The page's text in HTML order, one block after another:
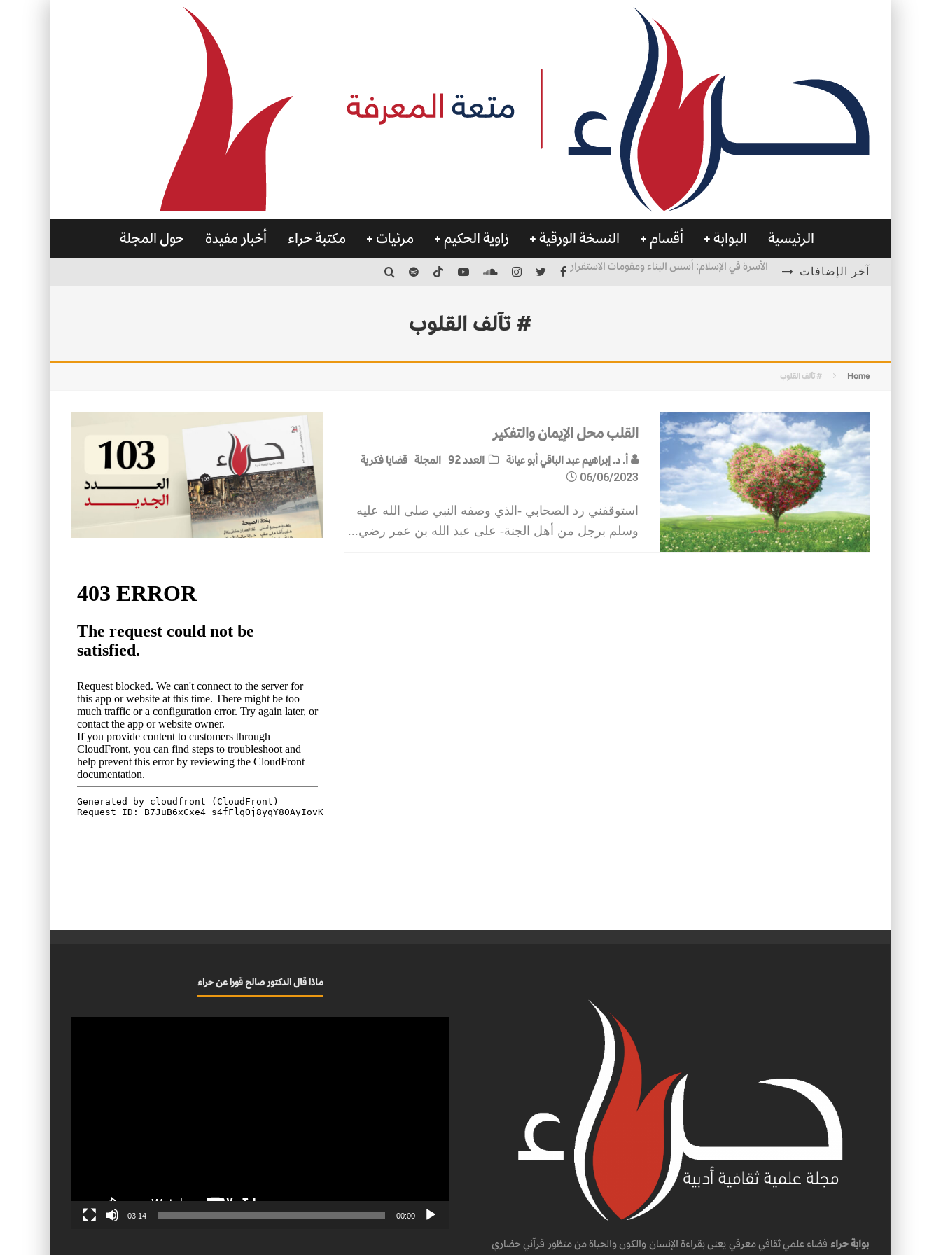
الرئيسية البوابة أقسام النسخة الورقية زاوية الحكيم مرئيات مكتبة حراء أخبار مفيدة حول المجلة
آخر الإضافات
الأسرة في الإسلام: أسس البناء ومقومات الاستقرار
العظام… صمتٌ يحمل الحياة
# تآلف القلوب
Home # تآلف القلوب
القلب محل الإيمان والتفكير
أ. د. إبراهيم عبد الباقي أبو عيانة العدد 92 المجلة قضايا فكرية
06/06/2023
استوقفني رد الصحابي -الذي وصفه النبي صلى الله عليه
وسلم برجل من أهل الجنة- على عبد الله بن عمر رضي...
بوابة حراء فضاء علمي ثقافي معرفي يعنى بقراءة الإنسان والكون والحياة من منظور قرآني حضاري
ماذا قال الدكتور صالح قورا عن حراء
00:00
03:14